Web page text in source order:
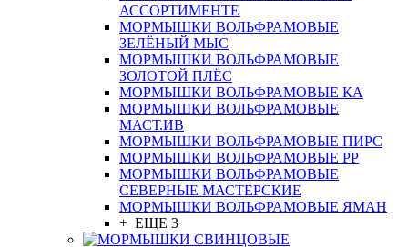
АССОРТИМЕНТЕ
МОРМЫШКИ ВОЛЬФРАМОВЫЕ
ЗЕЛЁНЫЙ МЫС
МОРМЫШКИ ВОЛЬФРАМОВЫЕ
ЗОЛОТОЙ ПЛЁС
МОРМЫШКИ ВОЛЬФРАМОВЫЕ КА
МОРМЫШКИ ВОЛЬФРАМОВЫЕ
МАСТ.ИВ
МОРМЫШКИ ВОЛЬФРАМОВЫЕ ПИРС
МОРМЫШКИ ВОЛЬФРАМОВЫЕ РР
МОРМЫШКИ ВОЛЬФРАМОВЫЕ
СЕВЕРНЫЕ МАСТЕРСКИЕ
МОРМЫШКИ ВОЛЬФРАМОВЫЕ ЯМАН
+ ЕЩЕ 3